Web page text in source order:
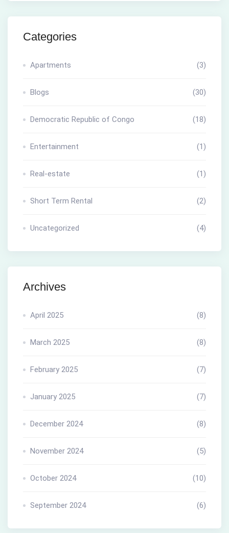
Categories
Apartments (3)
Blogs (30)
Democratic Republic of Congo (18)
Entertainment (1)
Real-estate (1)
Short Term Rental (2)
Uncategorized (4)
Archives
April 2025 (8)
March 2025 (8)
February 2025 (7)
January 2025 (7)
December 2024 (8)
November 2024 (5)
October 2024 (10)
September 2024 (6)